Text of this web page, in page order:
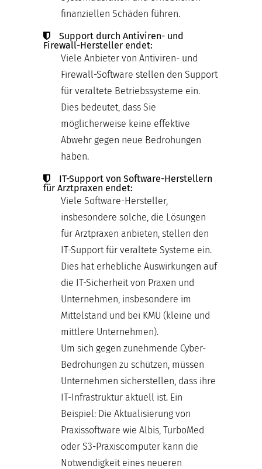
finanziellen Schäden führen.
Support durch Antiviren- und
Firewall-Hersteller endet:
Viele Anbieter von Antiviren- und
Firewall-Software stellen den Support
für veraltete Betriebssysteme ein.
Dies bedeutet, dass Sie
möglicherweise keine effektive
Abwehr gegen neue Bedrohungen
haben.
IT-Support von Software-Herstellern
für Arztpraxen endet:
Viele Software-Hersteller,
insbesondere solche, die Lösungen
für Arztpraxen anbieten, stellen den
IT-Support für veraltete Systeme ein.
Dies hat erhebliche Auswirkungen auf
die IT-Sicherheit von Praxen und
Unternehmen, insbesondere im
Mittelstand und bei KMU (kleine und
mittlere Unternehmen).
Um sich gegen zunehmende Cyber-
Bedrohungen zu schützen, müssen
Unternehmen sicherstellen, dass ihre
IT-Infrastruktur aktuell ist. Ein
Beispiel: Die Aktualisierung von
Praxissoftware wie Albis, TurboMed
oder S3-Praxiscomputer kann die
Notwendigkeit eines neueren